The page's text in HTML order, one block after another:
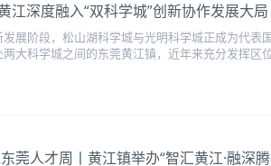
江深度融入“双科学城”创新协作发展大局
发展阶段，松山湖科学城与光明科学城正成为代表
两大科学城之间的东莞黄江镇，近年来充分发挥区
莞人才周丨黄江镇举办“智汇黄江·融深